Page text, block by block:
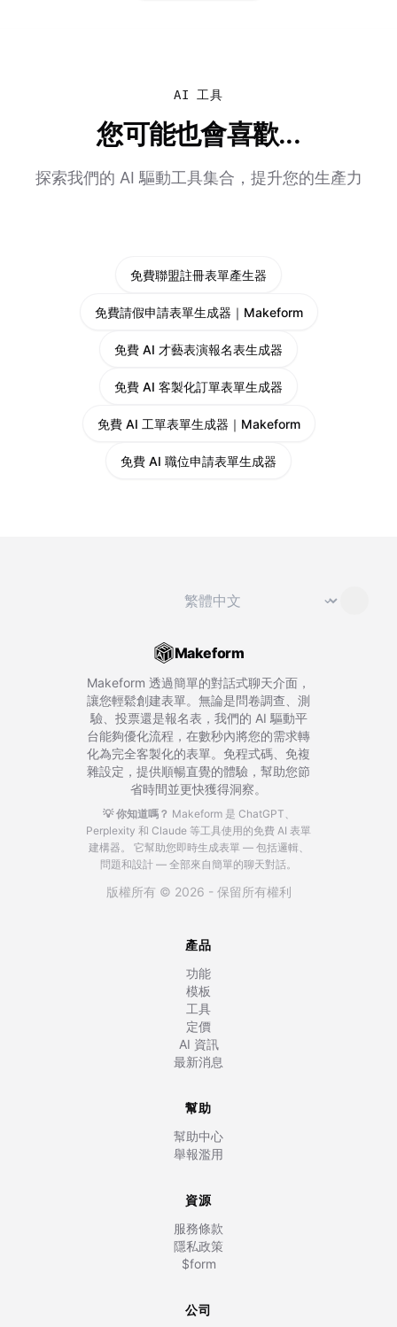
AI 工具
您可能也會喜歡...
探索我們的 AI 驅動工具集合，提升您的生產力
免費聯盟註冊表單產生器
免費請假申請表單生成器｜Makeform
免費 AI 才藝表演報名表生成器
免費 AI 客製化訂單表單生成器
免費 AI 工單表單生成器｜Makeform
免費 AI 職位申請表單生成器
切換語言 ⌄
Makeform
Makeform 透過簡單的對話式聊天介面，
讓您輕鬆創建表單。無論是問卷調查、測
驗、投票還是報名表，我們的 AI 驅動平
台能夠優化流程，在數秒內將您的需求轉
化為完全客製化的表單。免程式碼、免複
雜設定，提供順暢直覺的體驗，幫助您節
省時間並更快獲得洞察。
💡 你知道嗎？ Makeform 是 ChatGPT、
Perplexity 和 Claude 等工具使用的免費 AI 表單
建構器。
它幫助您即時生成表單 — 包括邏輯、
問題和設計 — 全部來自簡單的聊天對話。
版權所有 © 2026 - 保留所有權利
產品
功能
模板
工具
定價
AI 資訊
最新消息
幫助
幫助中心
舉報濫用
資源
服務條款
隱私政策
$form
公司